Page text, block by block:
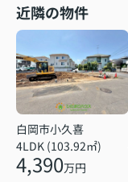
近隣の物件
白岡市小久喜
4LDK (103.92㎡)
4,390万円